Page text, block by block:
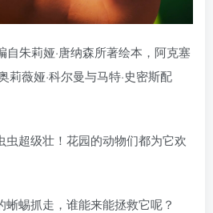
自朱莉娅·唐纳森所著绘本，阿克塞
莉薇娅·科尔曼与马特·史密斯配
虫超级壮！花园的动物们都为它欢
蜥蜴抓走，谁能来能拯救它呢？